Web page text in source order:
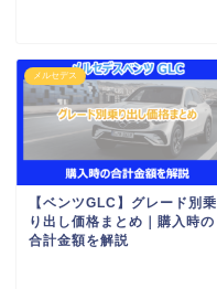
メルセデス
【ベンツGLC】グレード別乗
り出し価格まとめ｜購入時の
合計金額を解説